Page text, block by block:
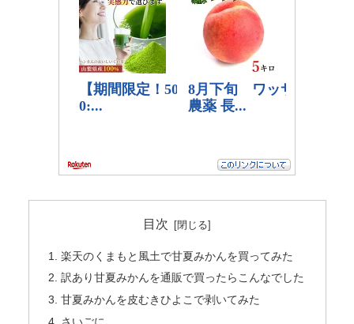
目次
楽天のくまもと風土で甘夏みかんを買ってみた
訳あり甘夏みかんを通販で買ったらこんなでした
甘夏みかんを皮むきひよこで剥いてみた